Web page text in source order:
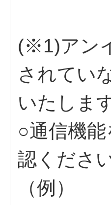
(※1)アン
されてい
いたしま
○通信機
認ください
（例）